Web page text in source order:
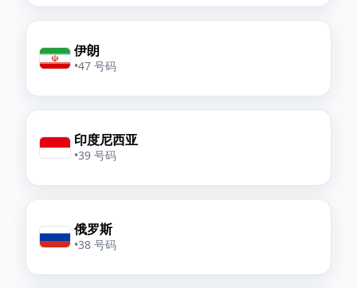
伊朗
•47 号码
印度尼西亚
•39 号码
俄罗斯
•38 号码